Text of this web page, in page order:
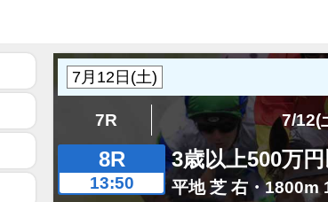
7R 7/12(
8R
13:50
3歳以上500万
平地 芝 右・1800m